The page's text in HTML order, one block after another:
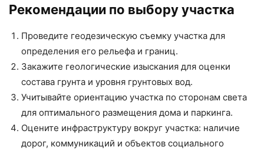
Рекомендации по выбору участка
Проведите геодезическую съемку участка для
определения его рельефа и границ.
Закажите геологические изыскания для оценки
состава грунта и уровня грунтовых вод.
Учитывайте ориентацию участка по сторонам света
для оптимального размещения дома и паркинга.
Оцените инфраструктуру вокруг участка: наличие
дорог, коммуникаций и объектов социального